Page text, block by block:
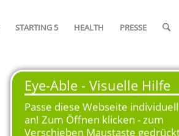
STARTING 5 HEALTH PRESSE
OFFIZIELLER SPIELBALL DER
SAISON 2024/25